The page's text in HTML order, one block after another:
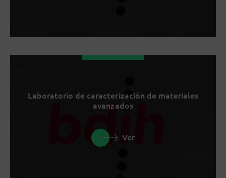
Laboratorio de caracterización de materiales
avanzados
Ver